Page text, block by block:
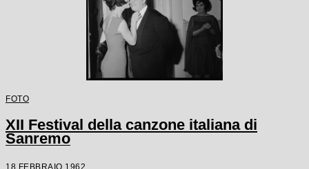
FOTO
XII Festival della canzone italiana di
Sanremo
18 FEBBRAIO 1962